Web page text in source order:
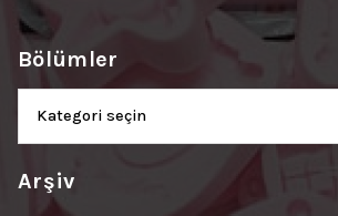
Bölümler
Bölümler
Arşiv